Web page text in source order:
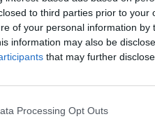
to third parties prior to
of your personal information by
information may also be
that may further
Processing Opt Outs